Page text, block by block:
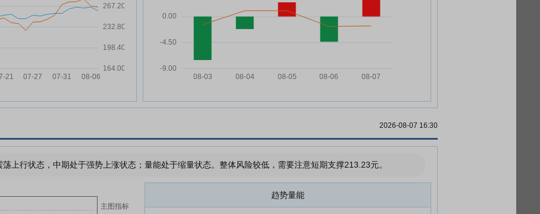
万
金山办公:金山办公关于2023年、
2024年及2025年限制性股票激励
计划部分限制性股票归属结果暨股
06-13
金山办公:金山办公关于2024年限
制性股票激励计划首次授予部分第
单(截至首次授予日)
制性股票激励计划内幕信息知情人
第八次会议决议公告
2026-08-07 16:30
荡上行状态，中期处于强势上涨状态；量能处于缩量状态。整体风险较低，需要注意短期支撑213.23元。
趋势量能
主图指标